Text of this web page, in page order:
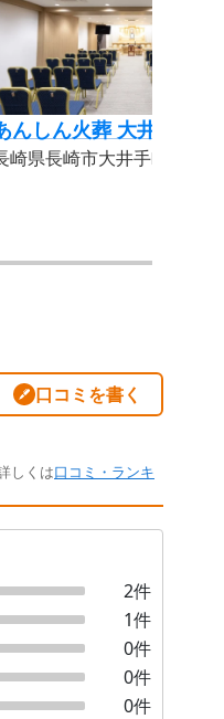
んしん火葬 大井手ホール
崎県長崎市大井手町44-2
口コミを書く
しくは口コミ・ランキ
2件
1件
0件
0件
0件